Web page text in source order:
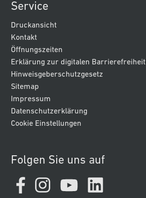
Service
Druckansicht
Kontakt
Öffnungszeiten
Erklärung zur digitalen Barrierefreiheit
Hinweisgeberschutzgesetz
Sitemap
Impressum
Datenschutzerklärung
Cookie Einstellungen
Folgen Sie uns auf